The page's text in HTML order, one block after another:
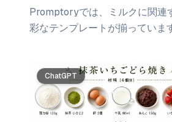
Promptoryでは、 ミルクに関連
彩なテンプレートが揃っていま
プロンプト一覧
ChatGPT